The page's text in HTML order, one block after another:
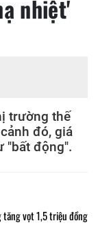
nhiệt'
trường thế
đó, giá
"bất động".
tăng vọt 1,5 triệu đồng